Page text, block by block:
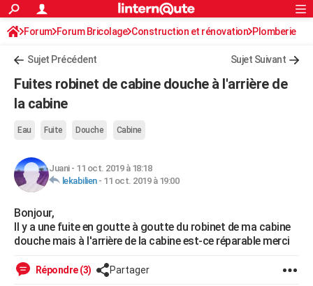
ACTUALITÉS
Politique
Société
Faits Divers
Education
Monde
Villes
+
Programme TV
TNTStreaming
Cinéma
Sorties cinéma
Musique
+FINANCE
Retraite
Impôts
Epargne
Immobilier
Risques naturels par ville
Banque
Assurance
Crédit
AUTO
Essais
Réserver un essai
Citadines
Berlines
SUV
Forum auto
HIGH-TECH
Mobiles
Meilleur smartphone
Internet
Ordinateurs
Jeux vidéo
Guide high-tech
+BRICOLAGE
Forum
Aménagement intérieur
Extérieur
Cuisine
Salle de bains
Jardinage
Rangement
WEEK-END
Guides de France
Escapades
Patrimoine
Expositions
Musées
Week-end nature
+LIFESTYLE
Art de vivre
Bien-être
Loisirs
Mode
Modes de vie
SANTE
Rechercher
S'inscrire
Connexion
Forum Forum Bricolage Construction et rénovation Plomberie
Sujet Précédent Sujet Suivant
Fuites robinet de cabine douche à l'arrière de
la cabine
Eau Fuite Douche Cabine
Juani- 11 oct. 2019 à 18:18
lekabilien- 11 oct. 2019 à 19:00
Bonjour,
Il y a une fuite en goutte à goutte du robinet de ma cabine
douche mais à l'arrière de la cabine est-ce réparable merci
Répondre (3) Partager